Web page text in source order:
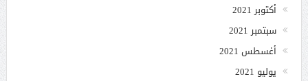
أكتوبر 2021
سبتمبر 2021
أغسطس 2021
يوليو 2021